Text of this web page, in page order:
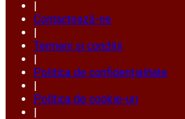
|
Contactează-ne
|
Termeni și condiții
|
Politica de confidențialitate
|
Politica de cookie-uri
|